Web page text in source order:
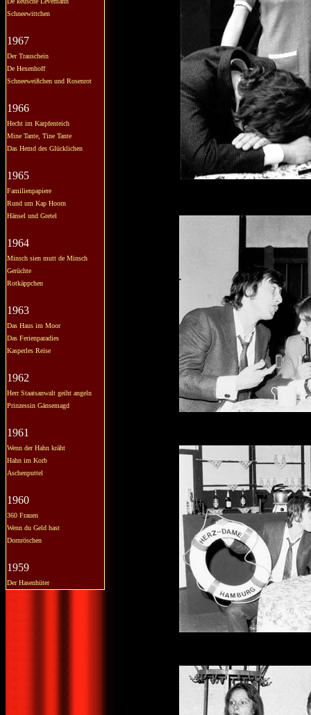
Schneewittchen
1967
Der Trauschein
De Hexenhoff
Schneeweißchen und Rosenrot
1966
Hecht im Karpfenteich
Mine Tante, Tine Tante
Das Hemd des Glücklichen
1965
Familienpapiere
Rund um Kap Hoorn
Hänsel und Gretel
1964
Minsch sien mutt de Minsch
Gerüchte
Rotkäppchen
1963
Das Haus im Moor
Das Ferienparadies
Kasperles Reise
1962
Herr Staatsanwalt geiht angeln
Prinzessin Gänsemagd
1961
Wenn der Hahn kräht
Hahn im Korb
Aschenputtel
1960
360 Frauen
Wenn du Geld hast
Dornröschen
1959
Der Hasenhüter